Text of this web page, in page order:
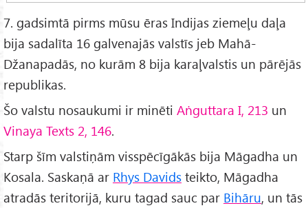
7. gadsimtā pirms mūsu ēras Indijas ziemeļu daļa
bija sadalīta 16 galvenajās valstīs jeb Mahā-
Džanapadās, no kurām 8 bija karaļvalstis un pārējās
republikas.
Šo valstu nosaukumi ir minēti Aṅguttara I, 213 un
Vinaya Texts 2, 146.
Starp šīm valstiņām visspēcīgākās bija Māgadha un
Kosala. Saskaņā ar Rhys Davids teikto, Māgadha
atradās teritorijā, kuru tagad sauc par Bihāru, un tās